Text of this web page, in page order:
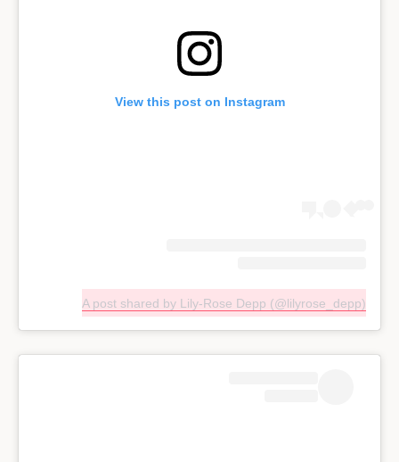
View this post on Instagram
A post shared by Lily-Rose Depp (@lilyrose_depp)